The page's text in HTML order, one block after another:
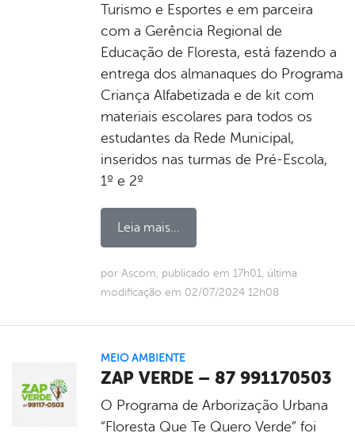
Turismo e Esportes e em parceira
com a Gerência Regional de
Educação de Floresta, está fazendo a
entrega dos almanaques do Programa
Criança Alfabetizada e de kit com
materiais escolares para todos os
estudantes da Rede Municipal,
inseridos nas turmas de Pré-Escola,
1º e 2º
Leia mais...
por Ascom, publicado em 17h01, última
modificação em 02/07/2024 12h08
MEIO AMBIENTE
ZAP VERDE – 87 991170503
O Programa de Arborização Urbana
“Floresta Que Te Quero Verde” foi